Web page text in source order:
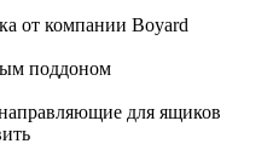
от компании Boyard
поддоном
для ящиков